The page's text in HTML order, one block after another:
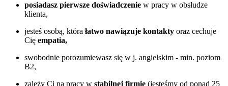
posiadasz pierwsze doświadczenie w pracy w obsłudze
klienta,
jesteś osobą, która łatwo nawiązuje kontakty oraz cechuje
Cię empatia,
swobodnie porozumiewasz się w j. angielskim - min. poziom
B2,
zależy Ci na pracy w stabilnej firmie (jesteśmy od ponad 25